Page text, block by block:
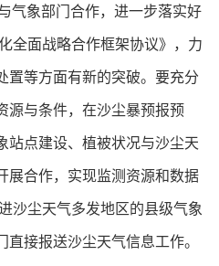
象部门合作，进一步落实好
全面战略合作框架协议》，力
置等方面有新的突破。要充分
源与条件，在沙尘暴预报预
站点建设、植被状况与沙尘天
展合作，实现监测资源和数据
沙尘天气多发地区的县级气象
接报送沙尘天气信息工作。